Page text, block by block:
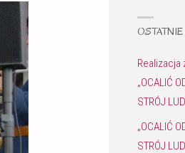
Realizacja
„OCALIĆ
STRÓJ
„OCALIĆ
STRÓJ